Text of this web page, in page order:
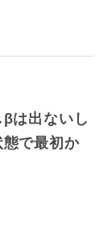
は出ないし
で最初か